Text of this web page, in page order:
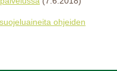
ohjeiden